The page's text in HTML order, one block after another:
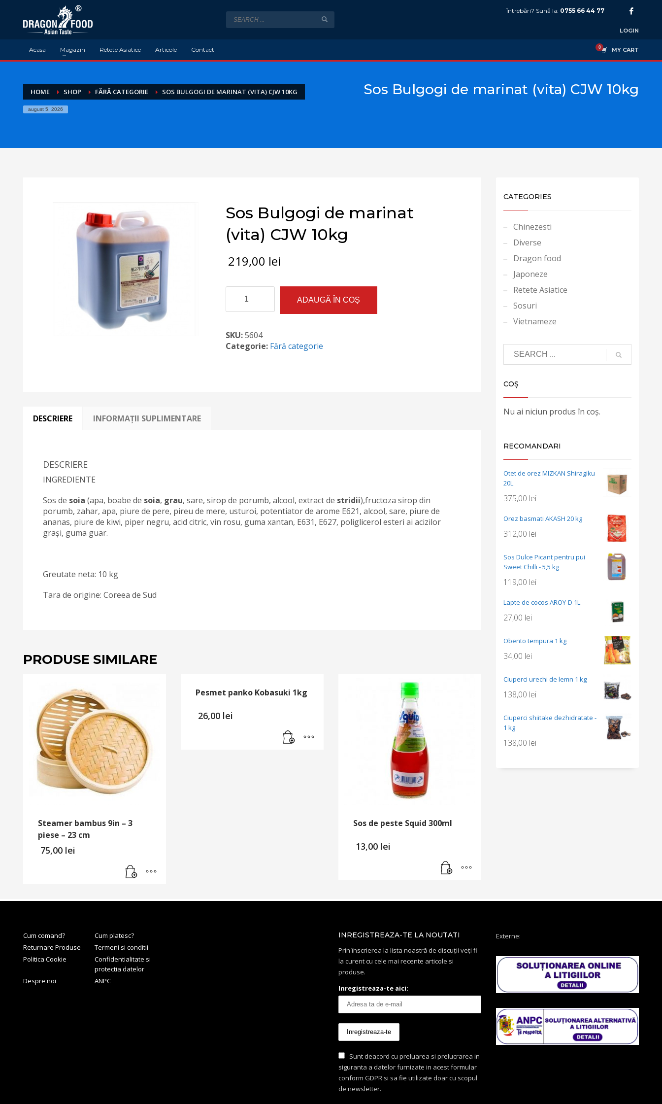
Întrebări? Sună la: 0755 66 44 77
LOGIN
Acasa Magazin Retete Asiatice Articole Contact MY CART
HOME SHOP FĂRĂ CATEGORIE SOS BULGOGI DE MARINAT (VITA) CJW 10KG
august 5, 2026
Sos Bulgogi de marinat (vita) CJW 10kg
Sos Bulgogi de marinat
(vita) CJW 10kg
219,00 lei
Bulgogi
marinat
(vita)
ADAUGĂ ÎN COȘ
SKU:5604
Categorie: Fără categorie
DESCRIERE INFORMAȚII SUPLIMENTARE
DESCRIERE
INGREDIENTE
Sos de soia (apa, boabe de soia, grau, sare, sirop de porumb, alcool, extract de stridii),fructoza sirop din
porumb, zahar, apa, piure de pere, pireu de mere, usturoi, potentiator de arome E621, alcool, sare, piure de
ananas, piure de kiwi, piper negru, acid citric, vin rosu, guma xantan, E631, E627, poliglicerol esteri ai acizilor
grași, guma guar.
Greutate neta: 10 kg
Tara de origine: Coreea de Sud
PRODUSE SIMILARE
Steamer bambus 9in – 3
piese – 23 cm
75,00 lei
Pesmet panko Kobasuki 1kg
26,00 lei
Sos de peste Squid 300ml
13,00 lei
CATEGORIES
Chinezesti
Diverse
Dragon food
Japoneze
Retete Asiatice
Sosuri
Vietnameze
COȘ
Nu ai niciun produs în coș.
RECOMANDARI
Otet de orez MIZKAN Shiragiku
20L
375,00 lei
Orez basmati AKASH 20 kg
312,00 lei
Sos Dulce Picant pentru pui
Sweet Chilli - 5,5 kg
119,00 lei
Lapte de cocos AROY-D 1L
27,00 lei
Obento tempura 1 kg
34,00 lei
Ciuperci urechi de lemn 1 kg
138,00 lei
Ciuperci shiitake dezhidratate -
1 kg
138,00 lei
Cum comand?
Cum platesc?
Returnare Produse
Termeni si conditii
Politica Cookie
Confidentialitate si
protectia datelor
Despre noi
ANPC
INREGISTREAZA-TE LA NOUTATI
Prin înscrierea la lista noastră de discuții veți fi
la curent cu cele mai recente articole si
produse.
Inregistreaza-te aici:
Sunt deacord cu preluarea si prelucrarea in
siguranta a datelor furnizate in acest formular
conform GDPR si sa fie utilizate doar cu scopul
de newsletter.
Externe: